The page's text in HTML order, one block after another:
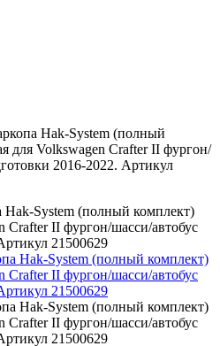
Hak-System (полный
для Volkswagen Crafter II фургон/
2016-2022. Артикул
Hak-System (полный комплект)
Crafter II фургон/шасси/автобус
21500629